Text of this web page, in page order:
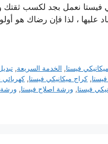
فيستا نعمل بجد لكسب ثقتك
عليها ، لذا فإن رضاك ​​هو
فيستا, الخدمة السريعة,
, كراج ميكانيكي فيستا, كهربائي
فيستا, ورشة اصلاح فيستا, ورشة